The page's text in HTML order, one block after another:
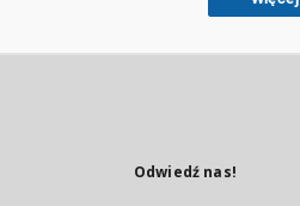
Odwiedź nas!